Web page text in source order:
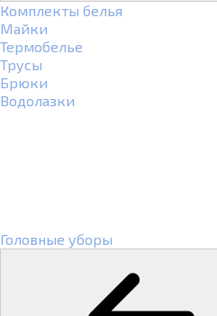
Комплекты белья
Майки
Термобелье
Трусы
Брюки
Водолазки
Головные уборы